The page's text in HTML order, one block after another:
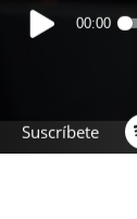
Reproductor
de
00:00
Suscríbete